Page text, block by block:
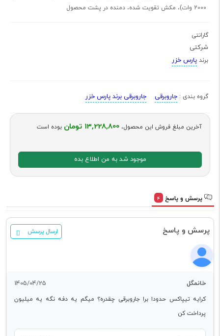
2000 وات)، مکش تقویت شده، دمنده در پشت محصول
گارانتی
شرکتی
برند پارس خزر
گروه بندی : جاروبرقی جاروبرقی برند پارس خزر
آخرین مبلغ فروش این محصول، 13,228,800 تومان بوده است
موجود شد به من اطلاع بده
پرسش و پاسخ 4
پرسش و پاسخ ارسال پرسش
خانمگل 1405/04/25
کرایه تیپاکس حدودا برا جاروبرقی چقدره؟ میگم یه دفه نگه یه میلیون
پرداخت کن